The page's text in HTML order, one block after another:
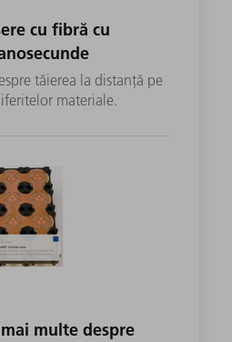
cu fibră cu
tăierea la distanță pe
materiale.
multe despre